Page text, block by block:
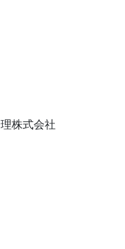
株式会社